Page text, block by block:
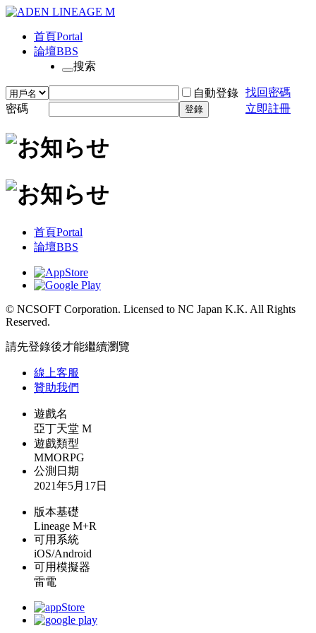
首頁Portal
論壇BBS
搜索
自動登錄 找回密碼
密碼
登錄 立即註冊
首頁Portal
論壇BBS
© NCSOFT Corporation. Licensed to NC Japan K.K. All Rights
Reserved.
請先登錄後才能繼續瀏覽
線上客服
贊助我們
遊戲名
亞丁天堂 M
遊戲類型
MMORPG
公測日期
2021年5月17日
版本基礎
Lineage M+R
可用系統
iOS/Android
可用模擬器
雷電